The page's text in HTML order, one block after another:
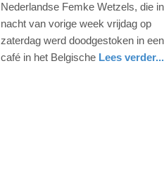
Nederlandse Femke Wetzels, die
nacht van vorige week vrijdag op
zaterdag werd doodgestoken in een
café in het Belgische Lees verder...